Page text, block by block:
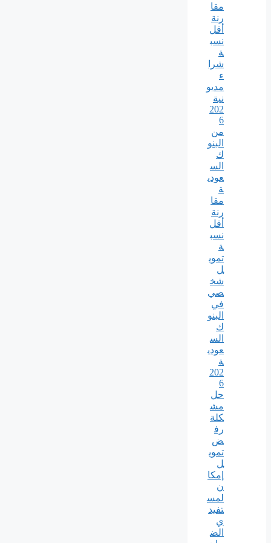
مقا
رنة
أقل
نسب
ة
شرا
ء
مديو
نية
202
6
من
البنو
ك
الس
عودي
ة
مقا
رنة
أقل
نسب
ة
تموي
ل
شخ
صي
في
البنو
ك
الس
عودي
ة
202
6
حل
مش
كلة
رف
ض
تموي
ل
إمكا
ن
لمس
تفيد
ي
الض